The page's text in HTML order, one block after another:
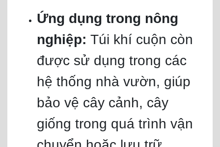
Ứng dụng trong nông
nghiệp: Túi khí cuộn còn
được sử dụng trong các
hệ thống nhà vườn, giúp
bảo vệ cây cảnh, cây
giống trong quá trình vận